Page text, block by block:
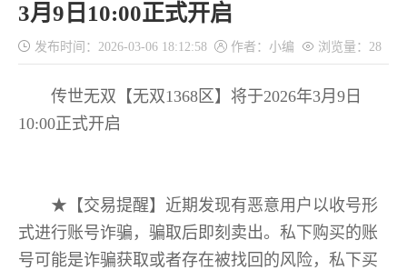
3月9日10:00正式开启
发布时间：2026-03-06 18:12:58 作者：小编 浏览量： 28
传世无双【无双1368区】将于2026年3月9日
10:00正式开启
★【交易提醒】近期发现有恶意用户以收号形
式进行账号诈骗，骗取后即刻卖出。私下购买的账
号可能是诈骗获取或者存在被找回的风险，私下买